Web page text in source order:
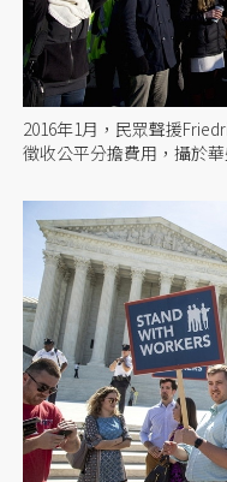
2016年1月，民眾聲援
徵收公平分擔費用，攝於